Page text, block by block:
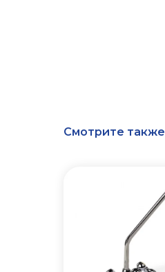
Смотрите также